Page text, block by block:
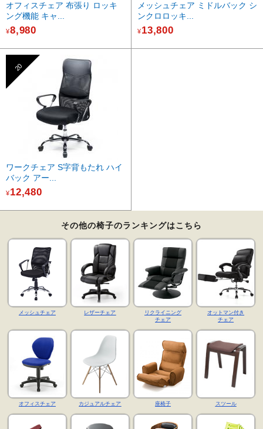
オフィスチェア 布張り ロッキ
ング機能 キャ...
¥8,980
メッシュチェア ミドルバック シ
ンクロロッキ...
¥13,800
20
ワークチェア S字背もたれ ハイ
バック アー...
¥12,480
その他の椅子のランキングはこちら
メッシュチェア レザーチェア
リクライニング
チェア
オットマン付き
チェア
オフィスチェア カジュアルチェア 座椅子 スツール